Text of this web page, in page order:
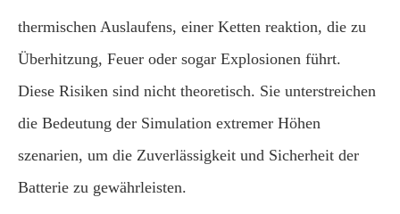
thermischen Auslaufens, einer Ketten reaktion, die zu
Überhitzung, Feuer oder sogar Explosionen führt.
Diese Risiken sind nicht theoretisch. Sie unterstreichen
die Bedeutung der Simulation extremer Höhen
szenarien, um die Zuverlässigkeit und Sicherheit der
Batterie zu gewährleisten.